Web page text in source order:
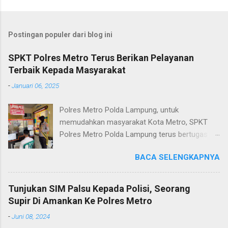
Postingan populer dari blog ini
SPKT Polres Metro Terus Berikan Pelayanan
Terbaik Kepada Masyarakat
-Januari 06, 2025
Polres Metro Polda Lampung, untuk
memudahkan masyarakat Kota Metro, SPKT
Polres Metro Polda Lampung terus bertugas
terkait layanan pengaduan, pelayanan SKCK dan
pelayanan Identifikasi sidik jari secara terpadu
kepada masyarakat. Senin (06/01/2025) Dalam
mewujudkan pelayanan prima kepolisian, SPKT
BACA SELENGKAPNYA
Tunjukan SIM Palsu Kepada Polisi, Seorang
Supir Di Amankan Ke Polres Metro
-Juni 08, 2024